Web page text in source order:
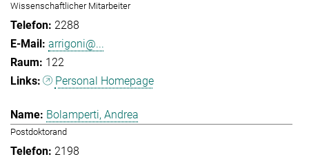
Wissenschaftlicher Mitarbeiter
2288
arrigoni@...
122
Personal Homepage
Bolamperti, Andrea
Postdoktorand
2198